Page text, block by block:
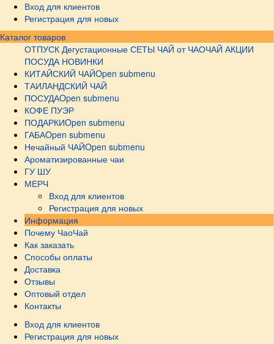
Вход для клиентов
Регистрация для новых
Каталог товаров
ОТПУСК Дегустационные СЕТЫ ЧАЙ от ЧАОЧАЙ АКЦИИ
ПОСУДА НОВИНКИ
КИТАЙСКИЙ ЧАЙOpen submenu
ТАИЛАНДСКИЙ ЧАЙ
ПОСУДАOpen submenu
КОФЕ ПУЭР
ПОДАРКИOpen submenu
ГАБАOpen submenu
Нечайный ЧАЙOpen submenu
Ароматизированные чаи
ГУ ШУ
МЕРЧ
Вход для клиентов
Регистрация для новых
Информация
Почему ЧаоЧай
Как заказать
Способы оплаты
Доставка
Отзывы
Оптовый отдел
Контакты
Вход для клиентов
Регистрация для новых